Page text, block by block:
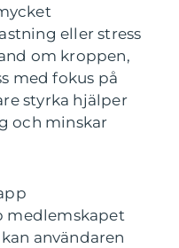
eller stress
om kroppen,
med fokus på
styrka hjälper
och minskar
medlemskapet
användaren